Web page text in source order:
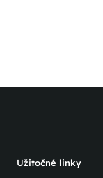
Užitočné linky